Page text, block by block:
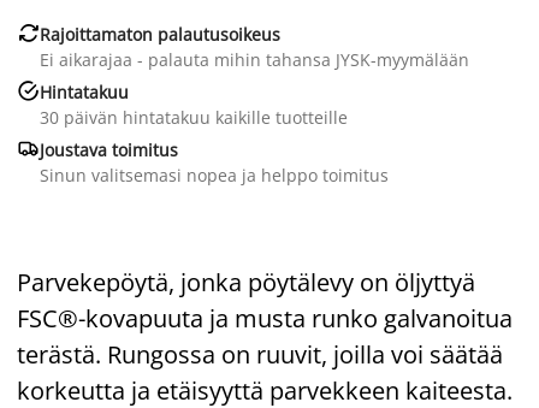
Rajoittamaton palautusoikeus
Ei aikarajaa - palauta mihin tahansa JYSK-myymälään
Hintatakuu
30 päivän hintatakuu kaikille tuotteille
Joustava toimitus
Sinun valitsemasi nopea ja helppo toimitus
Parvekepöytä, jonka pöytälevy on öljyttyä
FSC®-kovapuuta ja musta runko galvanoitua
terästä. Rungossa on ruuvit, joilla voi säätää
korkeutta ja etäisyyttä parvekkeen kaiteesta.